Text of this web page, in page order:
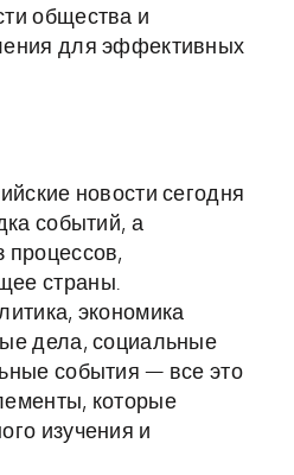
общества и
для эффективных
новости сегодня
событий, а
процессов,
страны.
экономика
дела, социальные
события — все это
которые
изучения и